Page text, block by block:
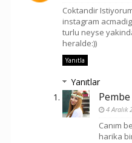
Coktandir
instagram
turlu neyse
heralde:))
Yanıtla
Yanıtlar
4 Aralık
Canım
harika